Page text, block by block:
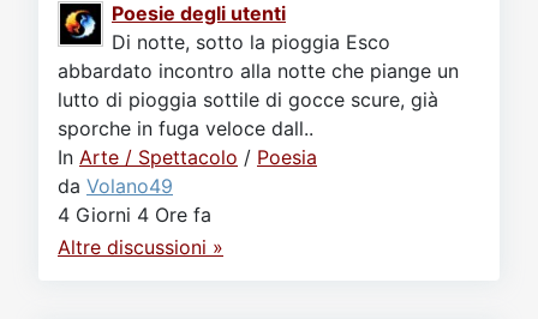
Poesie degli utenti
Di notte, sotto la pioggia Esco
abbardato incontro alla notte che piange un
lutto di pioggia sottile di gocce scure, già
sporche in fuga veloce dall..
In Arte / Spettacolo / Poesia
da Volano49
4 Giorni 4 Ore fa
Altre discussioni »